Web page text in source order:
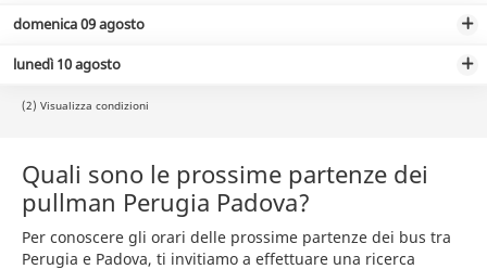
domenica 09 agosto
lunedì 10 agosto
(2) Visualizza condizioni
Quali sono le prossime partenze dei
pullman Perugia Padova?
Per conoscere gli orari delle prossime partenze dei bus tra
Perugia e Padova, ti invitiamo a effettuare una ricerca